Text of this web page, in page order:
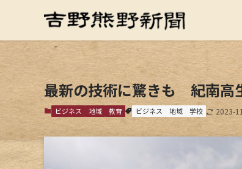
最新の技術に驚きも 紀南高
ビジネス 地域 教育 ビジネス 地域 学校 2023-